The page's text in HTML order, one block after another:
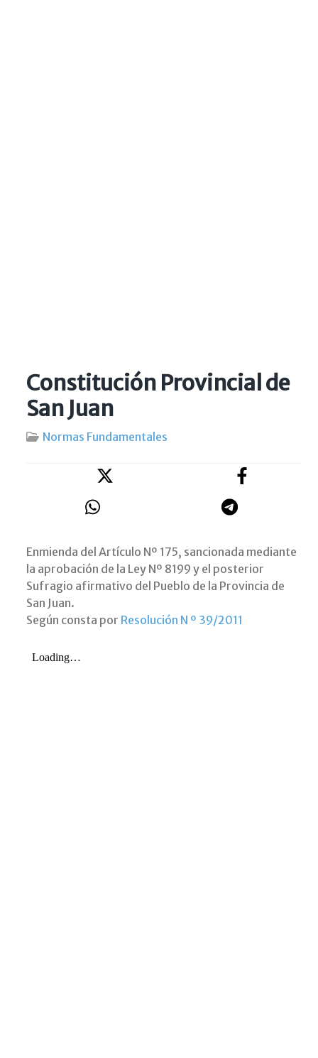
Constitución Provincial de
San Juan
Normas Fundamentales
Enmienda del Artículo Nº 175, sancionada mediante
la aprobación de la Ley Nº 8199 y el posterior
Sufragio afirmativo del Pueblo de la Provincia de
San Juan.
Según consta por Resolución N º 39/2011